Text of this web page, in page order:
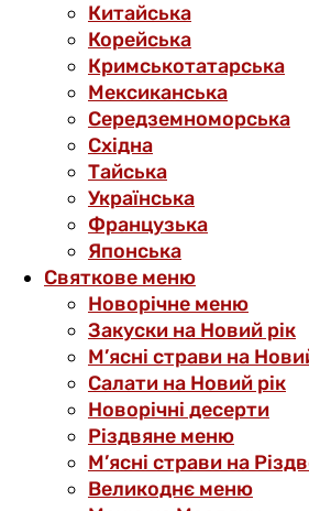
Китайська
Корейська
Кримськотатарська
Мексиканська
Середземноморська
Східна
Тайська
Українська
Французька
Японська
Святкове меню
Новорічне меню
Закуски на Новий рік
М’ясні страви на
Салати на Новий рік
Новорічні десерти
Різдвяне меню
М’ясні страви на
Великоднє меню